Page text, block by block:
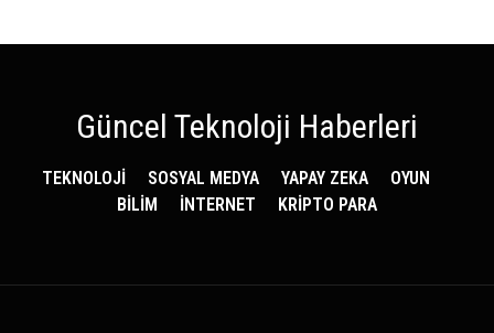
Güncel Teknoloji Haberleri
TEKNOLOJİ SOSYAL MEDYA YAPAY ZEKA
OYUN
BİLİM
İNTERNET KRİPTO PARA